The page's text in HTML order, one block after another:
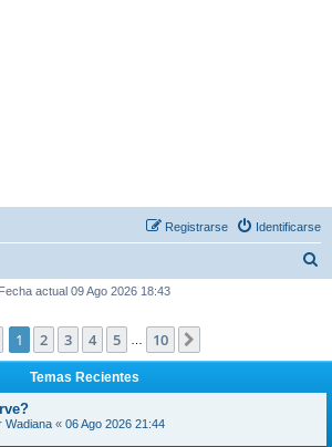
Identificarse
Registrarse
a
r
Fecha actual 09 Ago 2026 18:43
Página de 10
1 2 3 4 5 10
Temas Recientes
Wadiana « 06 Ago 2026 21:44